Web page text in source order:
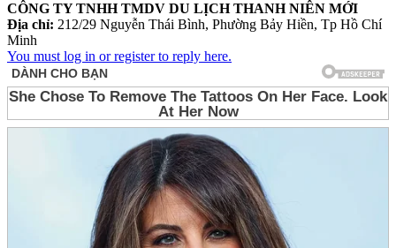
CÔNG TY TNHH TMDV DU LỊCH THANH NIÊN MỚI
Địa chỉ: 212/29 Nguyễn Thái Bình, Phường Bảy Hiền, Tp Hồ Chí
Minh
You must log in or register to reply here.